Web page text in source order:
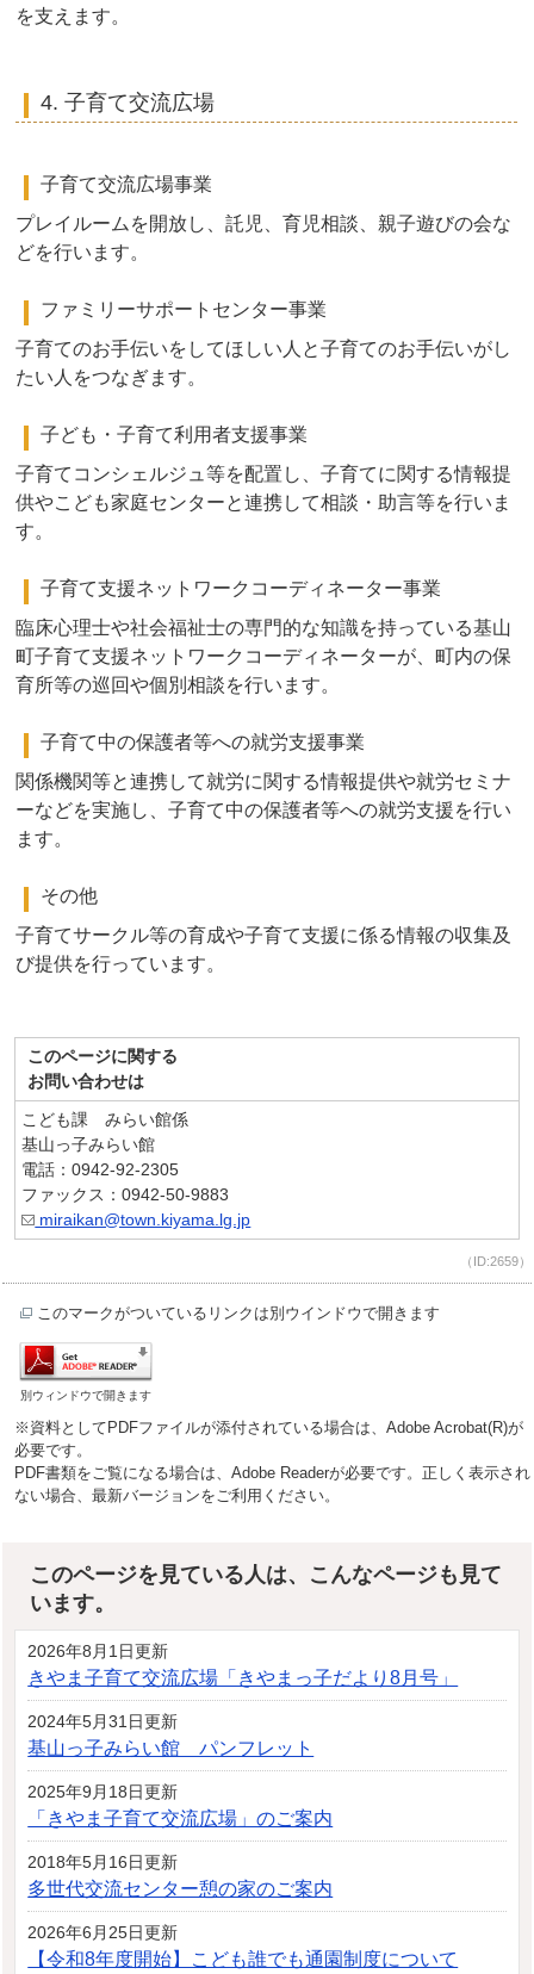
を支えます。
4. 子育て交流広場
子育て交流広場事業
プレイルームを開放し、託児、育児相談、親子遊びの会な
どを行います。
ファミリーサポートセンター事業
子育てのお手伝いをしてほしい人と子育てのお手伝いがし
たい人をつなぎます。
子ども・子育て利用者支援事業
子育てコンシェルジュ等を配置し、子育てに関する情報提
供やこども家庭センターと連携して相談・助言等を行いま
す。
子育て支援ネットワークコーディネーター事業
臨床心理士や社会福祉士の専門的な知識を持っている基山
町子育て支援ネットワークコーディネーターが、町内の保
育所等の巡回や個別相談を行います。
子育て中の保護者等への就労支援事業
関係機関等と連携して就労に関する情報提供や就労セミナ
ーなどを実施し、子育て中の保護者等への就労支援を行い
ます。
その他
子育てサークル等の育成や子育て支援に係る情報の収集及
び提供を行っています。
このページに関する
お問い合わせは
こども課 みらい館係
基山っ子みらい館
電話：0942-92-2305
ファックス：0942-50-9883
miraikan@town.kiyama.lg.jp
（ID:2659）
このマークがついているリンクは別ウインドウで開きます
別ウィンドウで開きます
※資料としてPDFファイルが添付されている場合は、Adobe Acrobat(R)が
必要です。
PDF書類をご覧になる場合は、Adobe Readerが必要です。正しく表示され
ない場合、最新バージョンをご利用ください。
このページを見ている人は、こんなページも見て
います。
2026年8月1日更新
きやま子育て交流広場「きやまっ子だより8月号」
2024年5月31日更新
基山っ子みらい館 パンフレット
2025年9月18日更新
「きやま子育て交流広場」のご案内
2018年5月16日更新
多世代交流センター憩の家のご案内
2026年6月25日更新
【令和8年度開始】こども誰でも通園制度について